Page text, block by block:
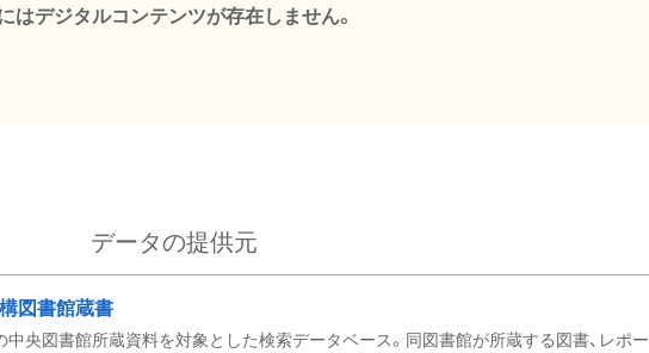
はデジタルコンテンツが存在しません。
データの提供元
図書館蔵書
央図書館所蔵資料を対象とした検索データベース。同図書館が所蔵する図書、レポー